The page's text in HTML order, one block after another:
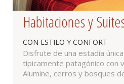
Habitaciones y
CON ESTILO Y CONFORT
Disfrute de una estadía
típicamente patagónico con
Alumine, cerros y bosques